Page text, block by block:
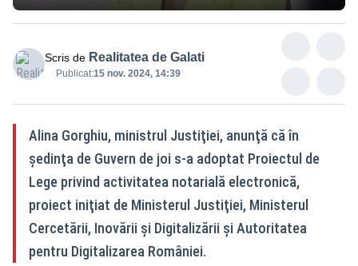
Scris de Realitatea de Galati
Publicat:15 nov. 2024, 14:39
Alina Gorghiu, ministrul Justiţiei, anunţă că în
şedinţa de Guvern de joi s-a adoptat Proiectul de
Lege privind activitatea notarială electronică,
proiect iniţiat de Ministerul Justiţiei, Ministerul
Cercetării, Inovării şi Digitalizării şi Autoritatea
pentru Digitalizarea României.